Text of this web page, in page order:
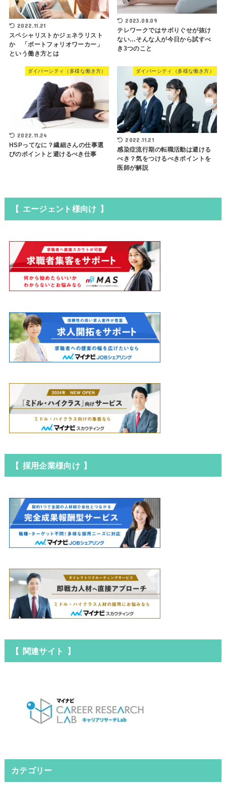
2022.11.21
スペシャリストかジェネラリスト
か 「ポートフォリオワーカー」
という働き方とは
2023.08.09
テレワークではサボりぐせが抜け
ない…そんな人が今日から試すべ
き3つのこと
ダイバーシティ（多様な働き方）
2022.11.24
HSPってなに？繊細さんの仕事選
びのポイントと避けるべき仕事
ダイバーシティ（多様な働き方）
2022.11.21
感染症流行期の転職活動は避ける
べき？気をつけるべきポイントを
医師が解説
【 エージェント様向け 】
【 採用企業様向け 】
【 関連サイト 】
カテゴリー